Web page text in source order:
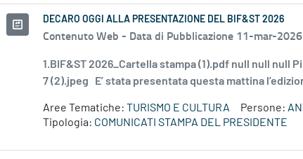
DECARO OGGI ALLA PRESENTAZIONE DEL BIF&ST 2026
Contenuto Web - Data di Pubblicazione 11-mar-
1.BIF&ST 2026_Cartella stampa (1).pdf null null null
7 (2).jpeg E’ stata presentata questa mattina
Aree Tematiche: TURISMO E CULTURA Persone:
Tipologia: COMUNICATI STAMPA DEL PRESIDENTE